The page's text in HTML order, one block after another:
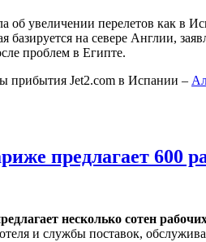
об увеличении перелетов как в
базируется на севере Англии,
проблем в Египте.
прибытия Jet2.com в Испании –
предлагает 600
несколько сотен
и службы поставок,